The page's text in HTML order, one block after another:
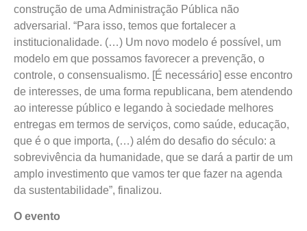
construção de uma Administração Pública não
adversarial. “Para isso, temos que fortalecer a
institucionalidade. (…) Um novo modelo é possível, um
modelo em que possamos favorecer a prevenção, o
controle, o consensualismo. [É necessário] esse encontro
de interesses, de uma forma republicana, bem atendendo
ao interesse público e legando à sociedade melhores
entregas em termos de serviços, como saúde, educação,
que é o que importa, (…) além do desafio do século: a
sobrevivência da humanidade, que se dará a partir de um
amplo investimento que vamos ter que fazer na agenda
da sustentabilidade”, finalizou.
O evento